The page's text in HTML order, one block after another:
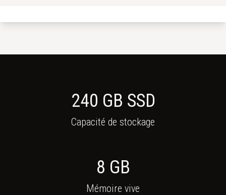
Capacité de stockage
240 GB SSD
Mémoire vive
8 GB